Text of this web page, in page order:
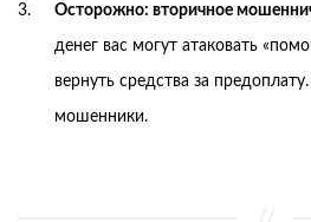
Осторожно: вторичное
денег вас могут атаковать
вернуть средства за
мошенники.